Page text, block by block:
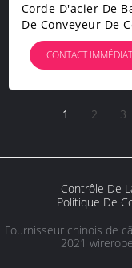
Corde D'acier De
De Conveyeur De
Du Fil D'acier
Employée Pour
Les Ceintures
Caoutchouc
CONTACT IMMÉDIAT
1 2 3
Contrôle De
Politique De
Fournisseur chinois de
2021